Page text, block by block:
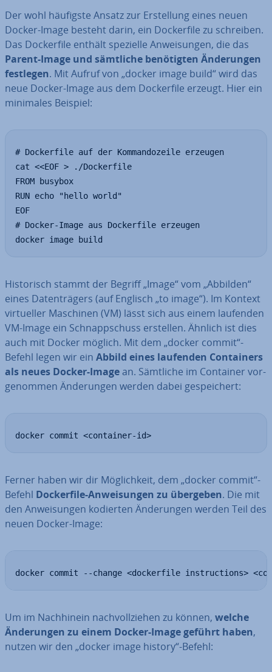
Der wohl häufigste Ansatz zur Er­stel­lung eines neuen
Docker-Image besteht darin, ein Do­cker­file zu schreiben.
Das Do­cker­file enthält spezielle An­wei­sun­gen, die das
Parent-Image und sämtliche be­nö­tig­ten Än­de­run­gen
festlegen. Mit Aufruf von „docker image build“ wird das
neue Docker-Image aus dem Do­cker­file erzeugt. Hier ein
minimales Beispiel:
# Dockerfile auf der Kommandozeile erzeugen
cat <<EOF > ./Dockerfile
FROM busybox
RUN echo "hello world"
EOF
# Docker-Image aus Dockerfile erzeugen
docker image build
His­to­risch stammt der Begriff „Image“ vom „Abbilden“
eines Da­ten­trä­gers (auf Englisch „to image“). Im Kontext
vir­tu­el­ler Maschinen (VM) lässt sich aus einem laufenden
VM-Image ein Schnapp­schuss erstellen. Ähnlich ist dies
auch mit Docker möglich. Mit dem „docker commit“-
Befehl legen wir ein Abbild eines laufenden Con­tai­ners
als neues Docker-Imagean. Sämtliche im Container vor­
ge­nom­men Än­de­run­gen werden dabei ge­spei­chert:
docker commit <container-id>
Ferner haben wir dir Mög­lich­keit, dem „docker commit“-
Befehl Do­cker­file-An­wei­sun­gen zu übergeben. Die mit
den An­wei­sun­gen kodierten Än­de­run­gen werden Teil des
neuen Docker-Image:
docker commit --change <dockerfile instructions>
Um im Nach­hin­ein nach­voll­zie­hen zu können, welche
Än­de­run­gen zu einem Docker-Image geführt haben,
nutzen wir den „docker image history“-Befehl: